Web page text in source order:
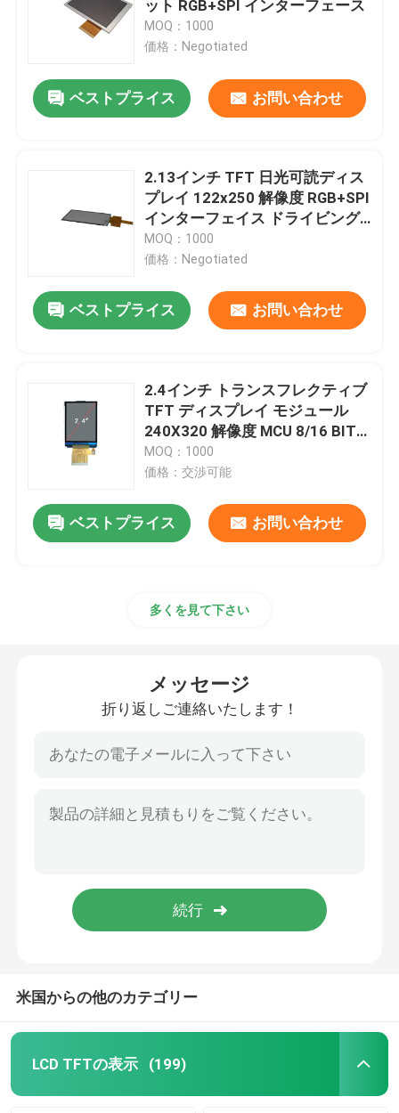
高い明るさLCDの表示
COB LCD ディスプレイ
UART TFTの表示
LCD表示モジュール
PMOLEDの表示
LEDのデジタル表示装置
ット RGB+SPI インターフェース
MOQ：1000
価格：Negotiated
ベストプライス お問い合わせ
2.13インチ TFT 日光可読ディス
プレイ 122x250 解像度 RGB+SPI
インターフェイス ドライビング
IC NV3052C
MOQ：1000
価格：Negotiated
ベストプライス お問い合わせ
2.4インチ トランスフレクティブ
TFT ディスプレイ モジュール
240X320 解像度 MCU 8/16 BIT
インターフェース 太陽光で読み
取れる
MOQ：1000
価格：交渉可能
ベストプライス お問い合わせ
多くを見て下さい
メッセージ
折り返しご連絡いたします！
米国からの他のカテゴリー
LCD TFTの表示 (199)